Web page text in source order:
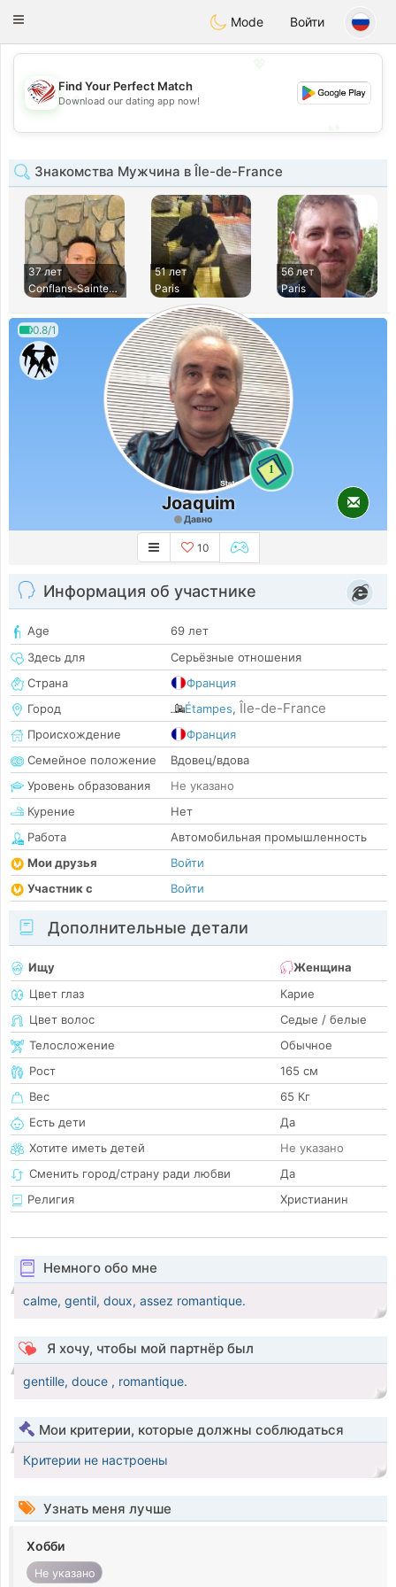
Dating
Toggle
Mode Войти
💖
💕
Find Your Perfect Match
Download our dating app now!
Знакомства Мужчина в Île-de-France
37 лет
Conflans-Sainte-Ho
51 лет
Paris
56 лет
Paris
0.8/1
1
Joaquim
Давно
10
Информация об участнике
Age
69 лет
Здесь для
Серьёзные отношения
Страна
Франция
Город
Étampes, Île-de-France
Происхождение
Франция
Семейное положение
Вдовец/вдова
Уровень образования
Не указано
Курение
Нет
Работа
Автомобильная промышленность
Мои друзья
Войти
Участник с
Войти
Дополнительные детали
Ищу
Женщина
Цвет глаз
Карие
Цвет волос
Седые / белые
Телосложение
Обычное
Рост
165 см
Вес
65 Кг
Есть дети
Да
Хотите иметь детей
Не указано
Сменить город/страну ради любви
Да
Религия
Христианин
Немного обо мне
calme, gentil, doux, assez romantique.
Я хочу, чтобы мой партнёр был
gentille, douce , romantique.
Мои критерии, которые должны соблюдаться
Критерии не настроены
Узнать меня лучше
Хобби
Не указано